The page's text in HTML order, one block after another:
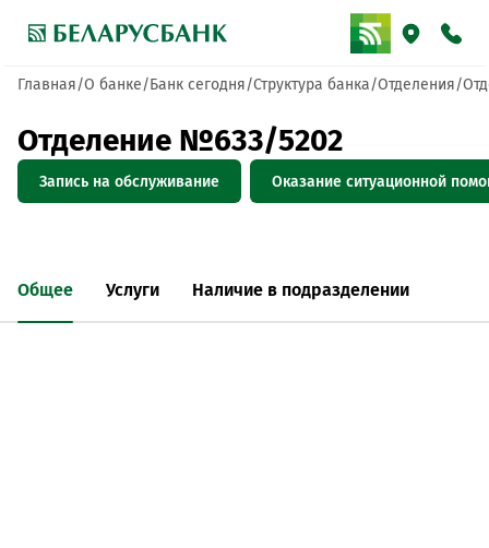
Главная О банке Банк сегодня Структура банка Отделения
Отделение №633/5202
Запись на обслуживание Оказание ситуационной
Общее Услуги Наличие в подразделении